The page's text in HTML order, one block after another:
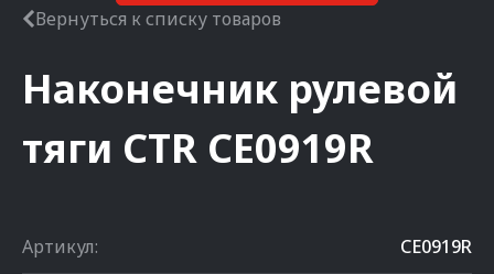
Вернуться к списку товаров
Наконечник рулевой
тяги CTR CE0919R
Артикул:
CE0919R